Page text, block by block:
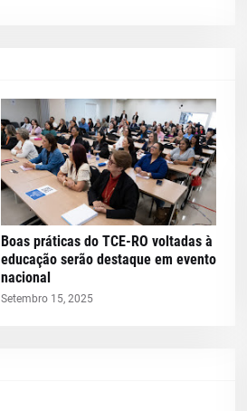
Boas práticas do TCE-RO voltadas à
educação serão destaque em evento
nacional
Setembro 15, 2025